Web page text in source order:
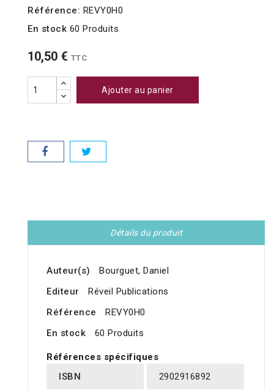
Référence: REVY0H0
En stock 60 Produits
10,50 € TTC
Ajouter au panier
Détails du produit
Auteur(s)
Bourguet, Daniel
Editeur
Réveil Publications
Référence
REVY0H0
En stock
60 Produits
Références spécifiques
ISBN
2902916892